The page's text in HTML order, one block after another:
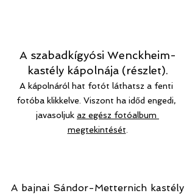
A szabadkígyósi Wenckheim-
kastély kápolnája (részlet).
A kápolnáról hat fotót láthatsz a fenti
fotóba klikkelve. Viszont ha időd engedi,
javasoljuk az egész fotóalbum
megtekintését.
A bajnai Sándor-Metternich kastély